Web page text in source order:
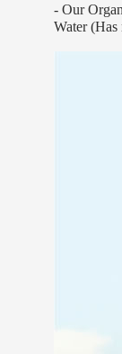
- Our
Water